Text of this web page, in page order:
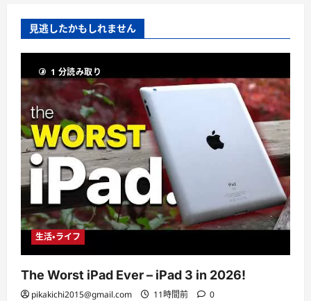
見逃したかもしれません
1 分読み取り
生活・ライフ
The Worst iPad Ever – iPad 3 in 2026!
pikakichi2015@gmail.com 11時間前 0